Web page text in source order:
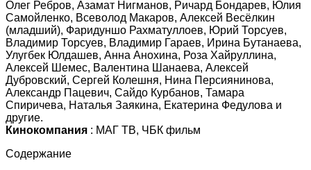
Олег Ребров, Азамат Нигманов, Ричард Бондарев, Юлия
Самойленко, Всеволод Макаров, Алексей Весёлкин
(младший), Фаридуншо Рахматуллоев, Юрий Торсуев,
Владимир Торсуев, Владимир Гараев, Ирина Бутанаева,
Улугбек Юлдашев, Анна Анохина, Роза Хайруллина,
Алексей Шемес, Валентина Шанаева, Алексей
Дубровский, Сергей Колешня, Нина Персиянинова,
Александр Пацевич, Сайдо Курбанов, Тамара
Спиричева, Наталья Заякина, Екатерина Федулова и
другие.
Кинокомпания : МАГ ТВ, ЧБК фильм
Содержание